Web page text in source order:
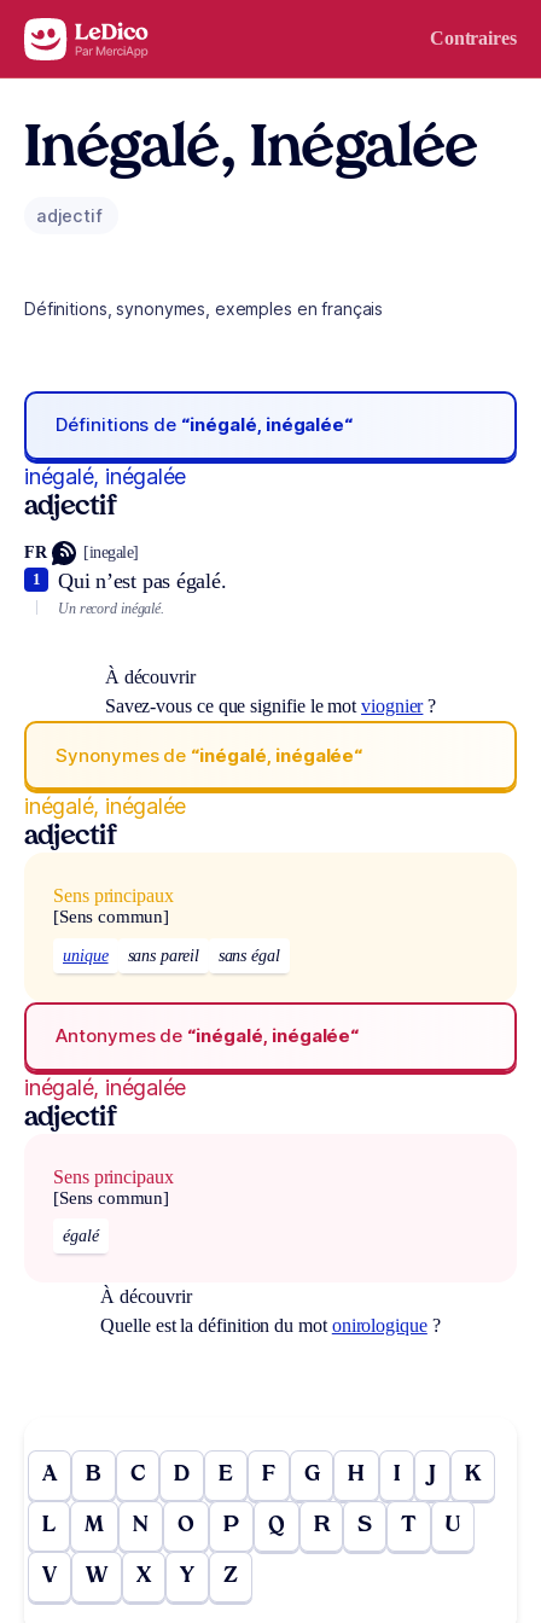
Aller au contenu Contraires
Inégalé, Inégalée
adjectif
Définitions, synonymes, exemples en français
Définitions de “inégalé, inégalée“
inégalé, inégalée
adjectif
FR [inegale]
Qui n’est pas égalé.
1
Un record inégalé.
À découvrir
Savez-vous ce que signifie le motviognier?
Synonymes de “inégalé, inégalée“
inégalé, inégalée
adjectif
Sens principaux
[Sens commun]
unique sans pareil sans égal
Antonymes de “inégalé, inégalée“
inégalé, inégalée
adjectif
Sens principaux
[Sens commun]
égalé
À découvrir
Quelle est la définition du mot onirologique?
A B C D E F G H I J K
L M N O P Q R S T U
V W X Y Z